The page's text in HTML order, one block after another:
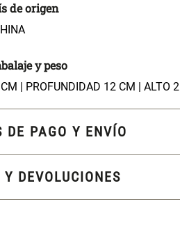
de origen
y peso
| PROFUNDIDAD 12 CM | ALTO
DE PAGO Y ENVÍO
DEVOLUCIONES